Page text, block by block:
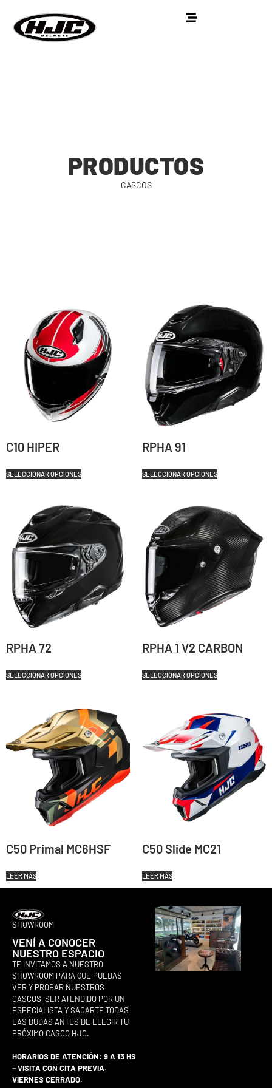
PRODUCTOS
CASCOS
C10 HIPER
SELECCIONAR OPCIONES
RPHA 91
SELECCIONAR OPCIONES
RPHA 72
SELECCIONAR OPCIONES
RPHA 1 V2 CARBON
SELECCIONAR OPCIONES
C50 Primal MC6HSF
LEER MÁS
C50 Slide MC21
LEER MÁS
SHOWROOM
VENÍ A CONOCER
NUESTRO ESPACIO
TE INVITAMOS A NUESTRO
SHOWROOM PARA QUE PUEDAS
VER Y PROBAR NUESTROS
CASCOS, SER ATENDIDO POR UN
ESPECIALISTA Y SACARTE TODAS
LAS DUDAS ANTES DE ELEGIR TU
PRÓXIMO CASCO HJC.
HORARIOS DE ATENCIÓN: 9 A 13 HS
– VISITA CON CITA PREVIA.
VIERNES CERRADO.